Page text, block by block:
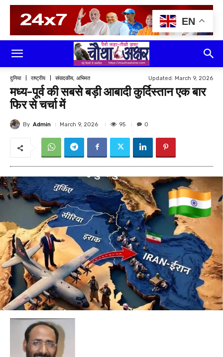
दुनिया राष्ट्रीय संपादकीय, अभिमत Updated: March 9, 2026
मध्य-पूर्व की सबसे बड़ी आबादी कुर्दिस्तान एक बार
फिर से चर्चा में
By Admin March 9, 2026 95 0
EN